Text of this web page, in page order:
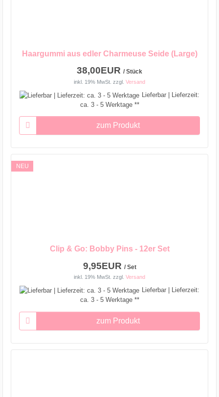
Haargummi aus edler Charmeuse Seide (Large)
38,00EUR / Stück
inkl. 19% MwSt. zzgl. Versand
Lieferbar | Lieferzeit:
ca. 3 - 5 Werktage **
zum Produkt
NEU
Clip & Go: Bobby Pins - 12er Set
9,95EUR / Set
inkl. 19% MwSt. zzgl. Versand
Lieferbar | Lieferzeit:
ca. 3 - 5 Werktage **
zum Produkt